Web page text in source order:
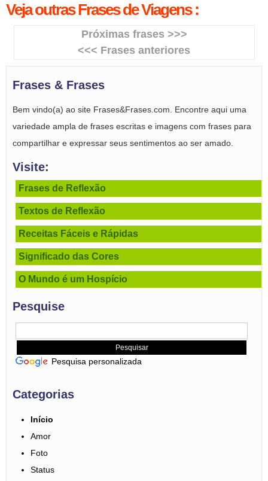
Veja outras Frases de Viagens :
Próximas frases >>>
<<< Frases anteriores
Frases & Frases
Bem vindo(a) ao site Frases&Frases.com. Encontre aqui uma
variedade ampla de frases escritas e imagens com frases para
compartilhar e expressar seus sentimentos ao ser amado.
Visite:
Frases de Reflexão
Textos de Reflexão
Receitas Fáceis e Rápidas
Significado das Cores
O Mundo é um Hospício
Pesquise
Pesquisa personalizada
Categorias
Início
Amor
Foto
Status